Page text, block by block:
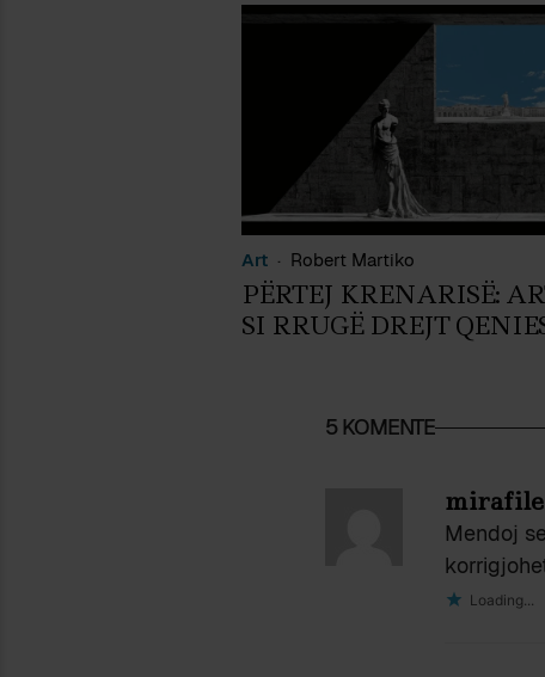
Art Robert Martiko
PËRTEJ KRENARISË:
SI RRUGË DREJT
5 KOMENTE
mirafile
Mendoj
Loading...